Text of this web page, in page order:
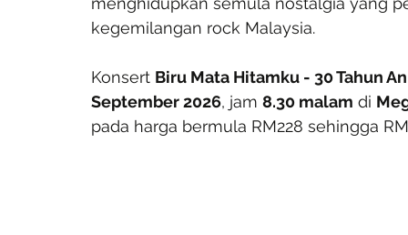
kegemilangan rock Malaysia.
Konsert Biru Mata Hitamku - 30 Tahun
September 2026, jam 8.30 malam di
pada harga bermula RM228 sehingga